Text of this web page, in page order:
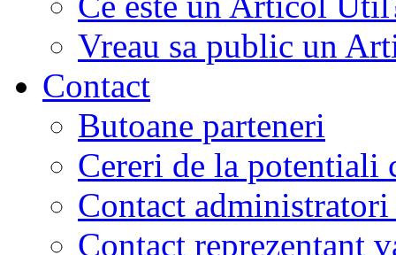
Vreau sa public un
Contact
Butoane parteneri
Cereri de la potentiali
Contact
Contact reprezentant